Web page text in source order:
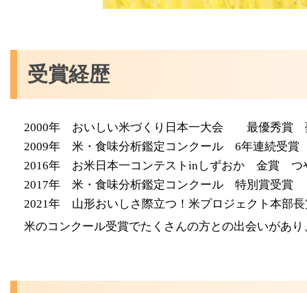
受賞経歴
2000年 おいしい米づくり日本一大会 最優秀賞
2009年 米・食味分析鑑定コンクール 6年連続受
2016年 お米日本一コンテストinしずおか 金賞 つ
2017年 米・食味分析鑑定コンクール 特別賞受賞
2021年 山形おいしさ際立つ！米プロジェクト本部
米のコンクール受賞でたくさんの方との出会いがあ